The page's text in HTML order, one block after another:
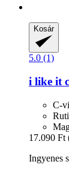
Kosár
5.0 (1)
i like it
C-
17.090 Ft
Ingyenes